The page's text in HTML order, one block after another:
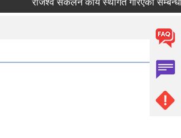
राजश्व संकलन कार्य स्थगित गरिएको सम्बन्धी